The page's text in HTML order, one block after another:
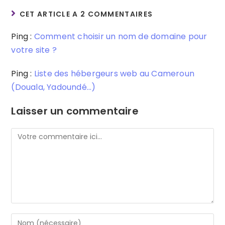
CET ARTICLE A 2 COMMENTAIRES
Ping : Comment choisir un nom de domaine pour
votre site ?
Ping : Liste des hébergeurs web au Cameroun
(Douala, Yadoundé...)
Laisser un commentaire
Comment
Enter